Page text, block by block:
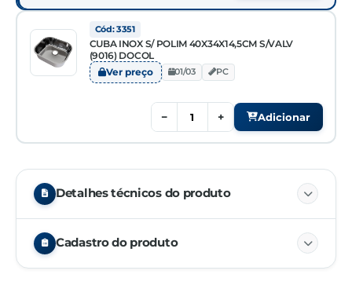
Cód: 3351
CUBA INOX S/ POLIM 40X34X14,5CM S/VALV
(9016) DOCOL
Ver preço 01/03 PC
− + Adicionar
Detalhes técnicos do produto
Sem Válvula
Cadastro do produto